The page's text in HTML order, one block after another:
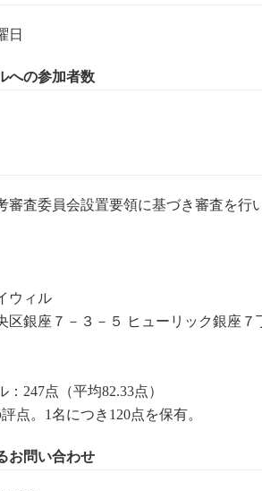
日
への参加者数
審査委員会設置要領に基づき審査を行
ウィル
区銀座７－３－５ ヒューリック銀座７
247点（平均82.33点）
点。1名につき120点を保有。
お問い合わせ